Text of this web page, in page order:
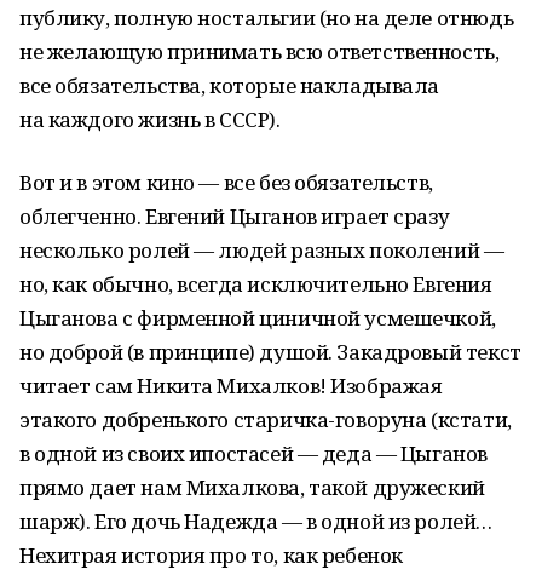
публику, полную ностальгии (но на деле отнюдь
не желающую принимать всю ответственность,
все обязательства, которые накладывала
на каждого жизнь в СССР).
Вот и в этом кино — все без обязательств,
облегченно. Евгений Цыганов играет сразу
несколько ролей — людей разных поколений —
но, как обычно, всегда исключительно Евгения
Цыганова с фирменной циничной усмешечкой,
но доброй (в принципе) душой. Закадровый текст
читает сам Никита Михалков! Изображая
этакого добренького старичка-говоруна (кстати,
в одной из своих ипостасей — деда — Цыганов
прямо дает нам Михалкова, такой дружеский
шарж). Его дочь Надежда — в одной из ролей…
Нехитрая история про то, как ребенок